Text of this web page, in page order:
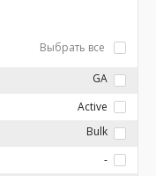
Выбрать все
GA
Active
Bulk
-